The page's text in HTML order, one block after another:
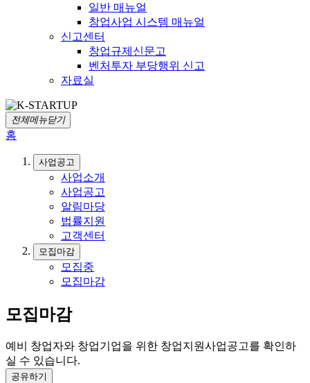
일반 매뉴얼
창업사업 시스템 매뉴얼
신고센터
창업규제신문고
벤처투자 부당행위 신고
자료실
전체메뉴닫기
홈
사업공고
사업소개
사업공고
알림마당
법률지원
고객센터
모집마감
모집중
모집마감
모집마감
예비 창업자와 창업기업을 위한 창업지원사업공고를 확인하
실 수 있습니다.
공유하기